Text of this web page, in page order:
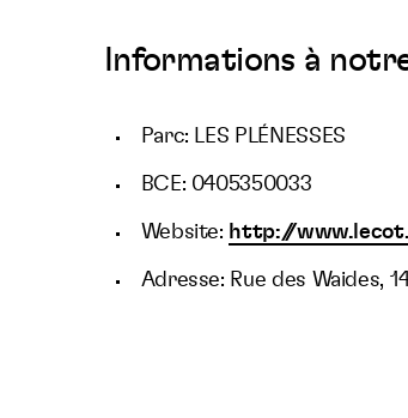
Informations à
Parc: LES PLÉNESSES
BCE: 0405350033
Website: http://
Adresse: Rue des Waides,